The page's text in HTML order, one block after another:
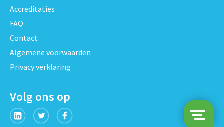
Accreditaties
FAQ
Contact
Algemene voorwaarden
Privacy verklaring
Volg ons op